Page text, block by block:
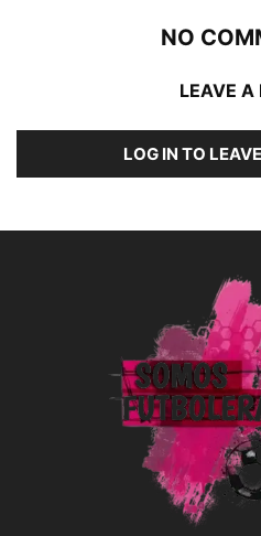
NO
LEAVE A
LOG IN TO